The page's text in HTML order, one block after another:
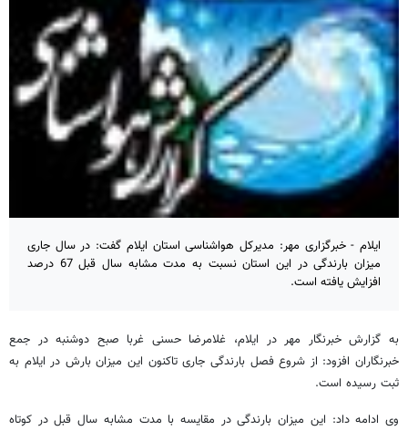
ایلام - خبرگزاری مهر: مدیرکل هواشناسی استان ایلام گفت: در سال جاری
میزان بارندگی در این استان نسبت به مدت مشابه سال قبل 67 درصد
افزایش یافته است.
به گزارش خبرنگار مهر در ایلام، غلامرضا حسنی غربا صبح دوشنبه در جمع
خبرنگاران افزود: از شروع فصل بارندگی جاری تاکنون این میزان بارش در ایلام به
ثبت رسیده است.
وی ادامه داد: این میزان بارندگی در مقایسه با مدت مشابه سال قبل در کوتاه